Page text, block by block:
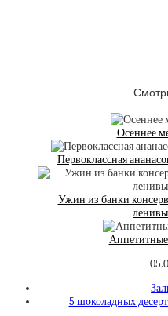
Осеннее
Первоклассная
Ужин из банки
5 шоколадных